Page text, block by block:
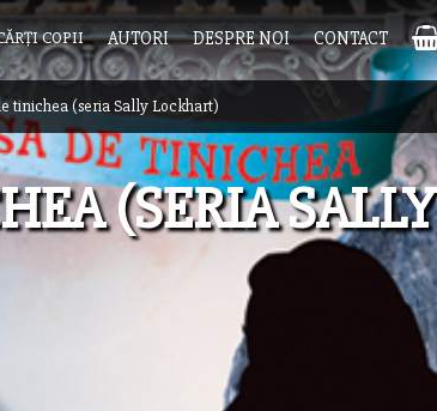
COPII AUTORI DESPRE NOI CONTACT
tinichea (seria Sally Lockhart)
(SERIA SALLY